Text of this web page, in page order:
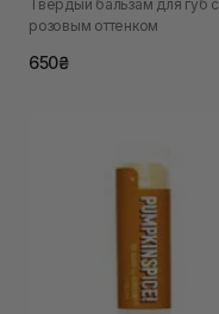
Твердый бальзам для губ с
розовым оттенком
650₴